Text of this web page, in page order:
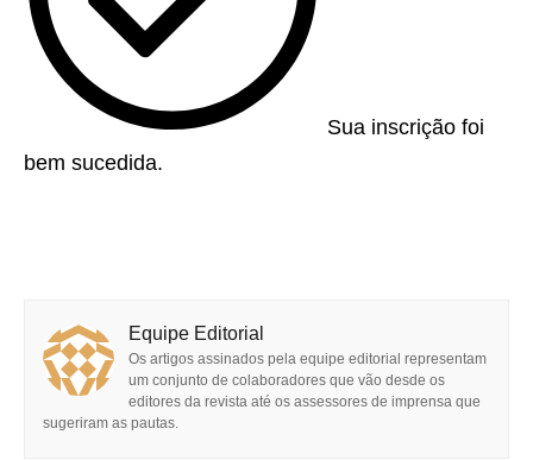
Sua inscrição foi
bem sucedida.
Equipe Editorial
Os artigos assinados pela equipe editorial representam
um conjunto de colaboradores que vão desde os
editores da revista até os assessores de imprensa que
sugeriram as pautas.